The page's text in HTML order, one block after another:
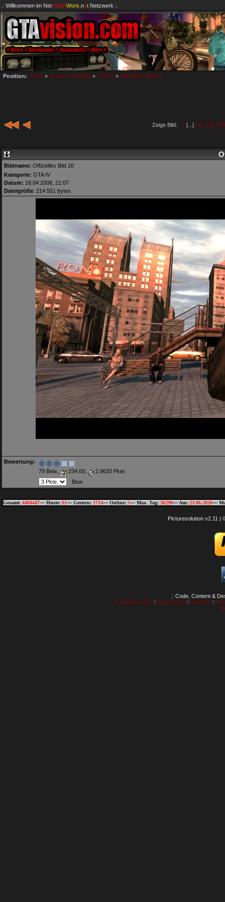
.: Willkommen im NetVisionWork .netNetzwerk :.
Position: Home » Grand Theft Auto » GTA IV » Offizielles Bild 20
Zeige Bild: 1 [...] 297 298 299
Bildname: Offizielles Bild 20
Kategorie: GTA IV
Datum: 18.04.2008, 21:07
Dateigröße: 214.551 bytes
Bewertung:
79 Bew.,
234.00, 2.9620 Pkte.
Gesamt: 4404447~~ Heute: 61~~ Gestern: 1714~~ Online: 5~~ Max. Tag: 36290~~ Am: 23.06.2026~~
Picturesolution v2.11 |
.: Code, Content &
GTAvision.com:: Impressum:: Contact::